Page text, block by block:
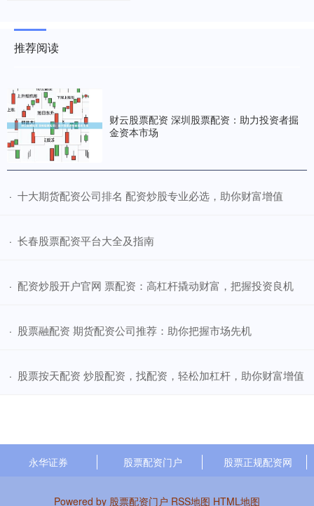
推荐阅读
财云股票配资 深圳股票配资：助力投资者掘
金资本市场
· ​十大期货配资公司排名 配资炒股专业必选，助你财富增值
· ​长春股票配资平台大全及指南
· ​配资炒股开户官网 票配资：高杠杆撬动财富，把握投资良机
· ​股票融配资 期货配资公司推荐：助你把握市场先机
· ​股票按天配资 炒股配资，找配资，轻松加杠杆，助你财富增值
永华证券 股票配资门户 股票正规配资网
Powered by 股票配资门户 RSS地图 HTML地图